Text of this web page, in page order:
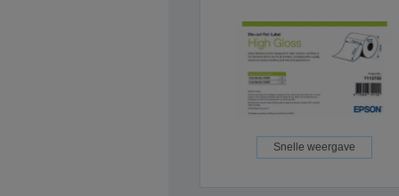
Snelle weergave